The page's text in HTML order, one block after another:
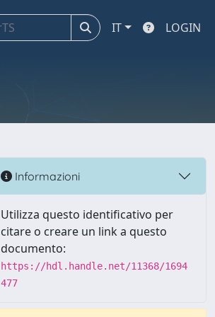
IT LOGIN
Informazioni
Utilizza questo identificativo per
citare o creare un link a questo
documento:
https://hdl.handle.net/11368/1694
477